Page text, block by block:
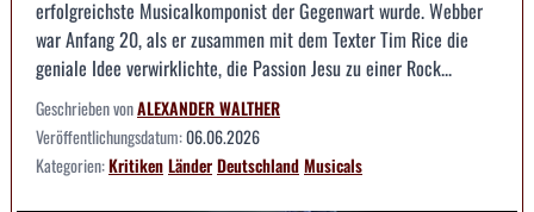
erfolgreichste Musicalkomponist der Gegenwart wurde. Webber
war Anfang 20, als er zusammen mit dem Texter Tim Rice die
geniale Idee verwirklichte, die Passion Jesu zu einer Rock...
Geschrieben vonALEXANDER WALTHER
Veröffentlichungsdatum:06.06.2026
Kategorien:KritikenLänderDeutschlandMusicals